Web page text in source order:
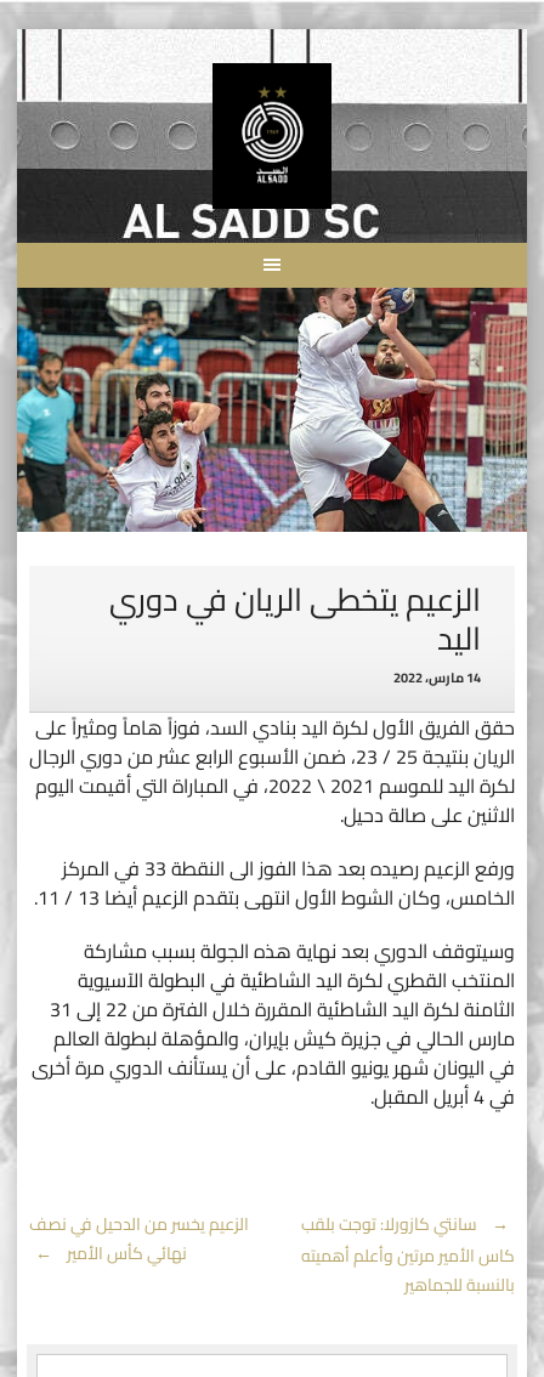
Skip
content
الزعيم يتخطى الريان في دوري
اليد
14 مارس، 2022
حقق الفريق الأول لكرة اليد بنادي السد، فوزاً هاماً ومثيراً على
الريان بنتيجة 25 / 23، ضمن الأسبوع الرابع عشر من دوري الرجال
لكرة اليد للموسم 2021 \ 2022، في المباراة التي أقيمت اليوم
الاثنين على صالة دحيل.
ورفع الزعيم رصيده بعد هذا الفوز الى النقطة 33 في المركز
الخامس، وكان الشوط الأول انتهى بتقدم الزعيم أيضا 13 / 11.
وسيتوقف الدوري بعد نهاية هذه الجولة بسبب مشاركة
المنتخب القطري لكرة اليد الشاطئية في البطولة الآسيوية
الثامنة لكرة اليد الشاطئية المقررة خلال الفترة من 22 إلى 31
مارس الحالي في جزيرة كيش بإيران، والمؤهلة لبطولة العالم
في اليونان شهر يونيو القادم، على أن يستأنف الدوري مرة أخرى
في 4 أبريل المقبل.
Post
navigation
←
سانتي كازورلا: توجت بلقب
كاس الأمير مرتين وأعلم أهميته
بالنسبة للجماهير
الزعيم يخسر من الدحيل في نصف
نهائي كأس الأمير
→